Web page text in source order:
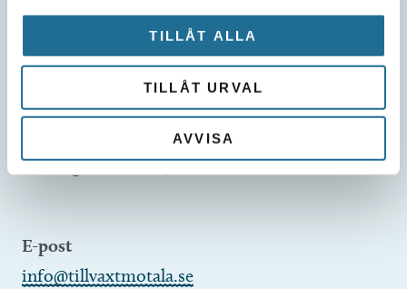
TILLÅT ALLA
TILLÅT URVAL
AVVISA
591 30 Motala
Företagsservice 0141-10 12 00
E-post
info@tillvaxtmotala.se